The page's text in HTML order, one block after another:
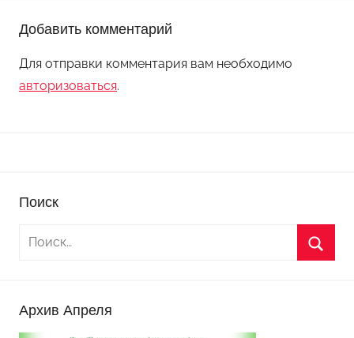
Добавить комментарий
Для отправки комментария вам необходимо
авторизоваться.
Поиск
Архив Апреля